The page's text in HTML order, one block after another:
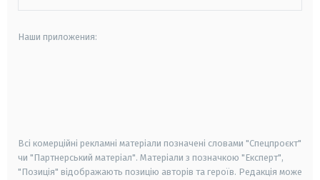
Наши приложения:
Всі комерційні рекламні матеріали позначені словами "Спецпроєкт"
чи "Партнерський матеріал". Матеріали з позначкою "Експерт",
"Позиція" відображають позицію авторів та героїв. Редакція може